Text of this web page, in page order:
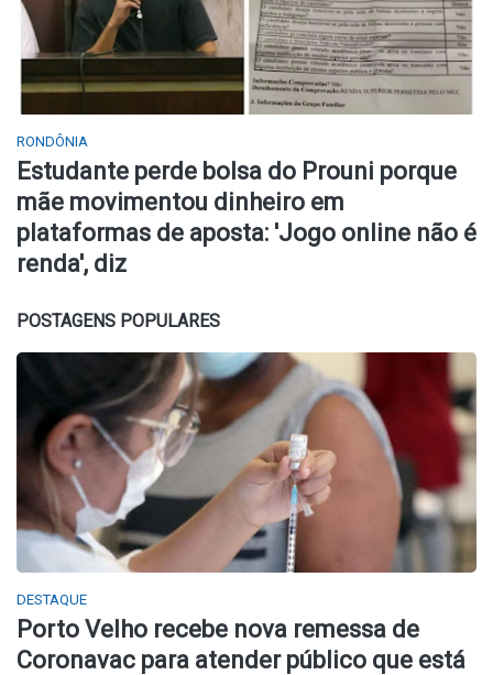
RONDÔNIA
Estudante perde bolsa do Prouni porque
mãe movimentou dinheiro em
plataformas de aposta: 'Jogo online não é
renda', diz
POSTAGENS POPULARES
DESTAQUE
Porto Velho recebe nova remessa de
Coronavac para atender público que está